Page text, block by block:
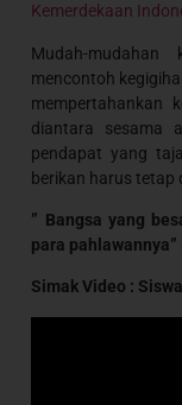
Kemerdekaan
Mudah-
mencontoh
mempertahankan
diantara sesama
pendapat yang
berikan harus tetap
” Bangsa yang
para pahlawannya”
Simak Video :